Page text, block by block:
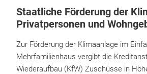
Staatliche Förderung der
Privatpersonen und
Zur Förderung der Klimaanlage im
Mehrfamilienhaus vergibt die
Wiederaufbau (KfW) Zuschüsse in